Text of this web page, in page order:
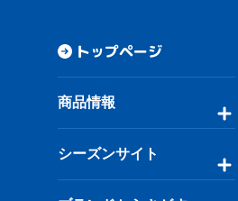
トップページ
商品情報
シーズンサイト